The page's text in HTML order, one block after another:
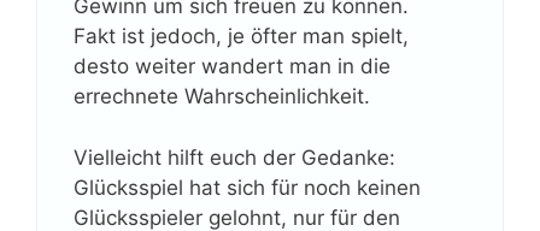
Gewinn um sich freuen zu können.
Fakt ist jedoch, je öfter man spielt,
desto weiter wandert man in die
errechnete Wahrscheinlichkeit.
Vielleicht hilft euch der Gedanke:
Glücksspiel hat sich für noch keinen
Glücksspieler gelohnt, nur für den